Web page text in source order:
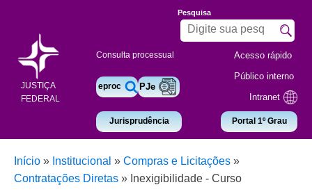
JUSTIÇA
FEDERAL
Consulta processual
eproc PJe
Jurisprudência
Pesquisa
Acesso rápido
Público interno
Intranet
Portal 1º Grau
Início » Institucional » Compras e Licitações »
Contratações Diretas » Inexigibilidade - Curso